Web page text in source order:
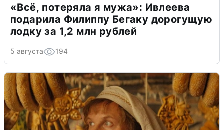
«Всё, потеряла я мужа»: Ивлеева
подарила Филиппу Бегаку дорогущую
лодку за 1,2 млн рублей
5 августа 194